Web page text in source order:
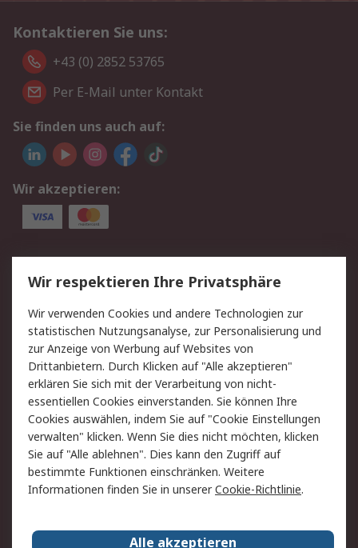
Kontaktieren Sie uns:
+43 (0) 2852 53765
Per E-Mail unter Kontakt
Sie finden uns auch auf:
Wir akzeptieren:
Service
Value Added Services
Lieferlösungen
Rücksendung/Entsorgung Kontakt
Hilfe
Rechtliches
RS Verkaufs- und
Lieferbedingungen
Datenschutz
Cookie-Richtlinie
Zahlungsbedingungen
Impressum
Webseite Konditionen
RS weltweit
Wir respektieren Ihre Privatsphäre
Wir verwenden Cookies und andere Technologien zur
statistischen Nutzungsanalyse, zur Personalisierung und
zur Anzeige von Werbung auf Websites von
Drittanbietern. Durch Klicken auf "Alle akzeptieren"
erklären Sie sich mit der Verarbeitung von nicht-
essentiellen Cookies einverstanden. Sie können Ihre
Cookies auswählen, indem Sie auf "Cookie Einstellungen
verwalten" klicken. Wenn Sie dies nicht möchten, klicken
Sie auf "Alle ablehnen". Dies kann den Zugriff auf
bestimmte Funktionen einschränken. Weitere
Informationen finden Sie in unsererCookie-Richtlinie.
Alle akzeptieren